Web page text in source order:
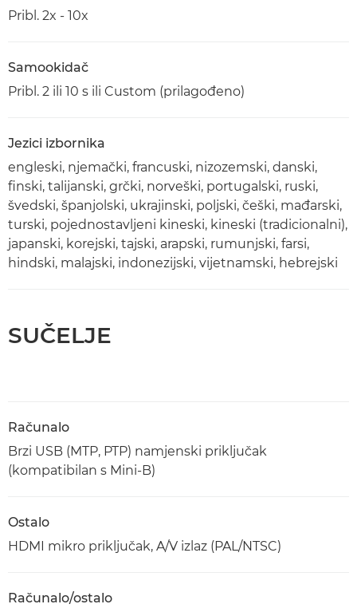
Pribl. 2x - 10x
Samookidač
Pribl. 2 ili 10 s ili Custom (prilagođeno)
Jezici izbornika
engleski, njemački, francuski, nizozemski, danski,
finski, talijanski, grčki, norveški, portugalski, ruski,
švedski, španjolski, ukrajinski, poljski, češki, mađarski,
turski, pojednostavljeni kineski, kineski (tradicionalni),
japanski, korejski, tajski, arapski, rumunjski, farsi,
hindski, malajski, indonezijski, vijetnamski, hebrejski
SUČELJE
Računalo
Brzi USB (MTP, PTP) namjenski priključak
(kompatibilan s Mini-B)
Ostalo
HDMI mikro priključak, A/V izlaz (PAL/NTSC)
Računalo/ostalo